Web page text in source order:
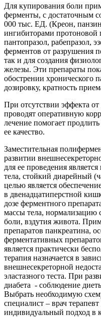
Для купирования боли
ферменты, с достаточным
000 тыс. ЕД. (Креон,
ингибиторами
пантопразол, рабепразол,
ферментов от разрушения
так и для создания
железы. Эти препараты
обострении хронического
дозировку, кратность
При отсутствии эффекта
проводят оперативную
лечение помогает
ее качество.
Заместительная
развитии
для ее проведения
тела, стойкий диарейный
целью является
в двенадцатиперстной
дозе ферментного
массы тела, нормализацию
боли, вздутия живота.
препаратов панкреатина,
ферментативных
является практически
терапия назначается в
внешнесекреторной
эластазного теста. При
диабета - соблюдение
Выбрать необходимую
специалист – врач
индивидуальный подход в